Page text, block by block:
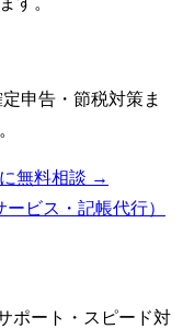
申告・節税対策ま
無料相談 →
ビス・記帳代行）
ポート・スピード対